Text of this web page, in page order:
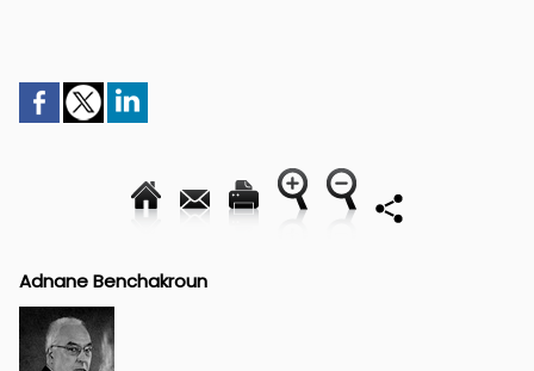
Adnane Benchakroun